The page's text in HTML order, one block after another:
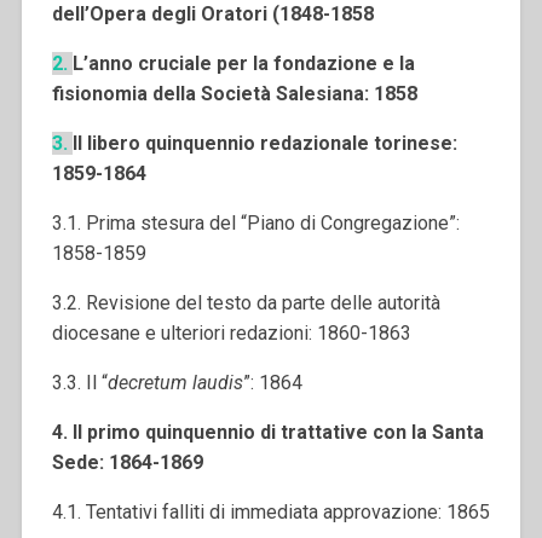
dell’Opera degli Oratori (1848-1858
2. L’anno cruciale per la fondazione e la
fisionomia della Società Salesiana: 1858
3. Il libero quinquennio redazionale torinese:
1859-1864
3.1. Prima stesura del “Piano di Congregazione”:
1858-1859
3.2. Revisione del testo da parte delle autorità
diocesane e ulteriori redazioni: 1860-1863
3.3. Il “decretum laudis”: 1864
4. Il primo quinquennio di trattative con la Santa
Sede: 1864-1869
4.1. Tentativi falliti di immediata approvazione: 1865